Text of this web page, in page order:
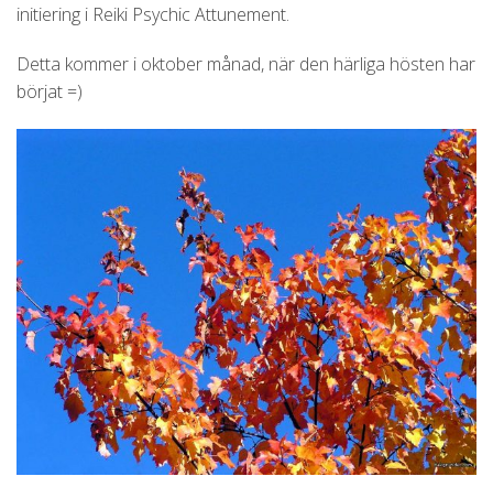
initiering i Reiki Psychic Attunement.
Detta kommer i oktober månad, när den härliga hösten har
börjat =)